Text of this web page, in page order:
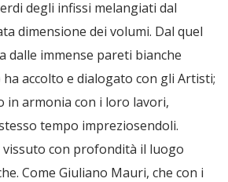
degli infissi melangiati dal
dimensione dei volumi. Dal quel
dalle immense pareti bianche
accolto e dialogato con gli Artisti;
in armonia con i loro lavori,
tempo impreziosendoli.
con profondità il luogo
Come Giuliano Mauri, che con i